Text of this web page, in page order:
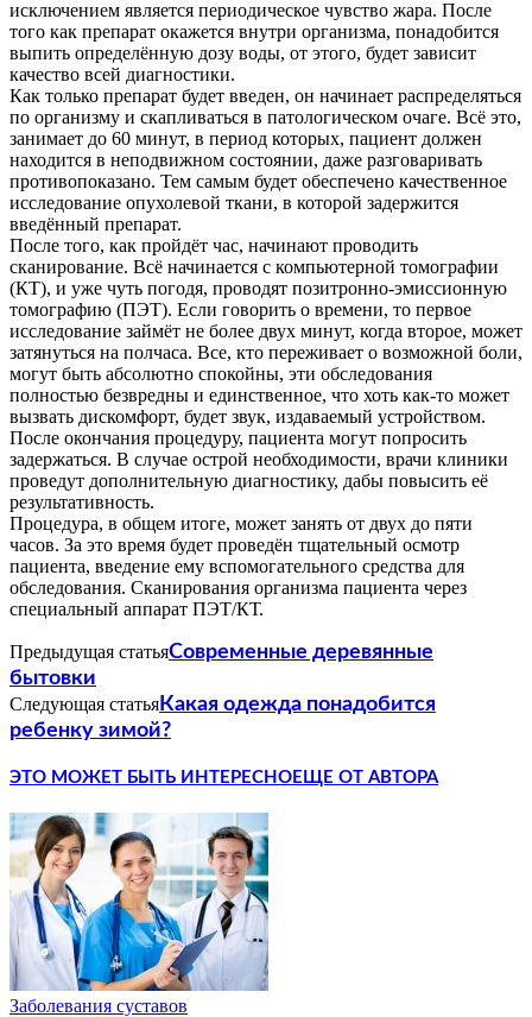
исключением является периодическое чувство жара. После
того как препарат окажется внутри организма, понадобится
выпить определённую дозу воды, от этого, будет зависит
качество всей диагностики.
Как только препарат будет введен, он начинает распределяться
по организму и скапливаться в патологическом очаге. Всё это,
занимает до 60 минут, в период которых, пациент должен
находится в неподвижном состоянии, даже разговаривать
противопоказано. Тем самым будет обеспечено качественное
исследование опухолевой ткани, в которой задержится
введённый препарат.
После того, как пройдёт час, начинают проводить
сканирование. Всё начинается с компьютерной томографии
(КТ), и уже чуть погодя, проводят позитронно-эмиссионную
томографию (ПЭТ). Если говорить о времени, то первое
исследование займёт не более двух минут, когда второе, может
затянуться на полчаса. Все, кто переживает о возможной боли,
могут быть абсолютно спокойны, эти обследования
полностью безвредны и единственное, что хоть как-то может
вызвать дискомфорт, будет звук, издаваемый устройством.
После окончания процедуру, пациента могут попросить
задержаться. В случае острой необходимости, врачи клиники
проведут дополнительную диагностику, дабы повысить её
результативность.
Процедура, в общем итоге, может занять от двух до пяти
часов. За это время будет проведён тщательный осмотр
пациента, введение ему вспомогательного средства для
обследования. Сканирования организма пациента через
специальный аппарат ПЭТ/КТ.
Предыдущая статьяСовременные деревянные
бытовки
Следующая статьяКакая одежда понадобится
ребенку зимой?
ЭТО МОЖЕТ БЫТЬ ИНТЕРЕСНО ЕЩЕ ОТ АВТОРА
Заболевания суставов